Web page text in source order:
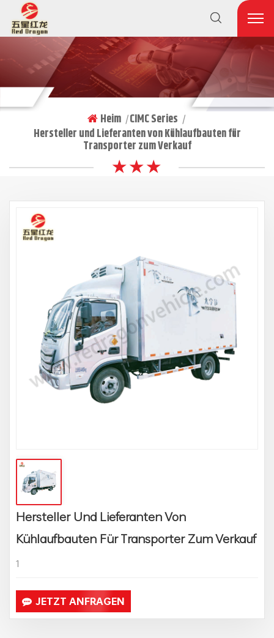
Heim | CIMC Series |
Hersteller und Lieferanten von Kühlaufbauten für
Transporter zum Verkauf
★ ★ ★
Hersteller Und Lieferanten Von
Kühlaufbauten Für Transporter Zum Verkauf
1
JETZT ANFRAGEN